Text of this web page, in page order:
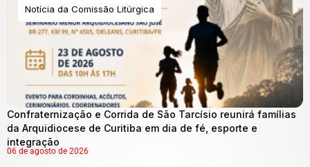
Notícia da Comissão Litúrgica
Confraternização e Corrida de São Tarcísio reunirá famílias
da Arquidiocese de Curitiba em dia de fé, esporte e
integração
06 de agosto de 2026